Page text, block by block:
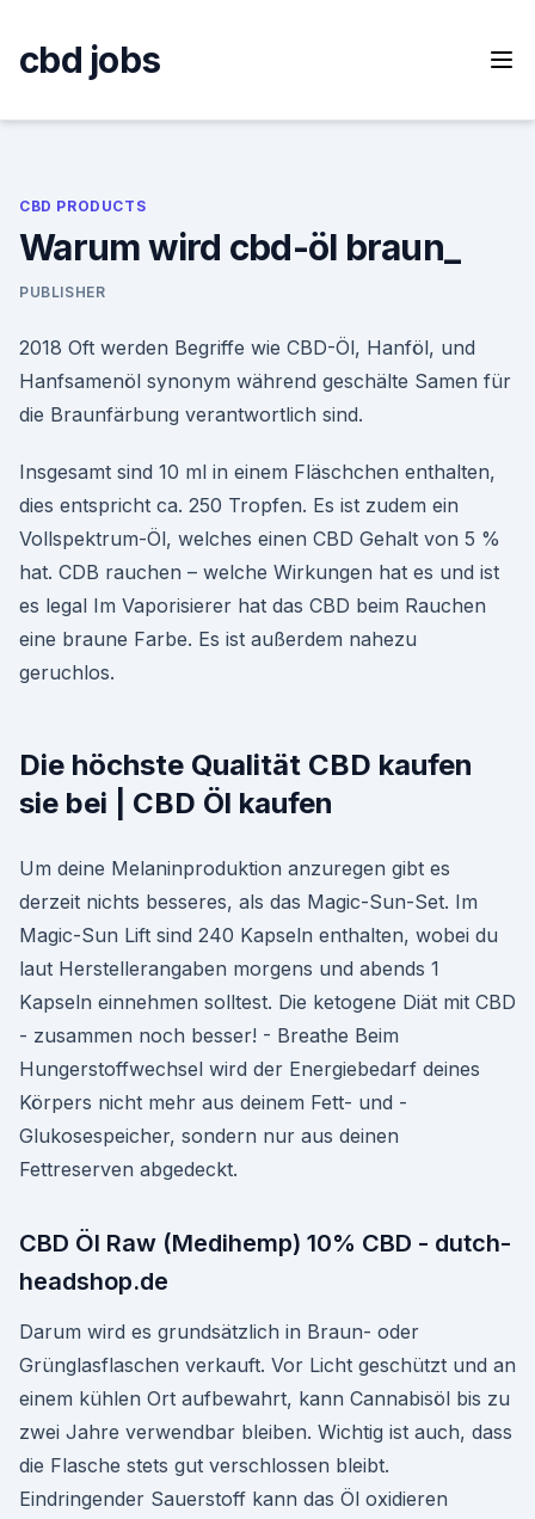
content
cbd jobs
CBD PRODUCTS
Warum wird cbd-öl braun_
PUBLISHER
2018 Oft werden Begriffe wie CBD-Öl, Hanföl, und
Hanfsamenöl synonym während geschälte Samen für
die Braunfärbung verantwortlich sind.
Insgesamt sind 10 ml in einem Fläschchen enthalten,
dies entspricht ca. 250 Tropfen. Es ist zudem ein
Vollspektrum-Öl, welches einen CBD Gehalt von 5 %
hat. CDB rauchen – welche Wirkungen hat es und ist
es legal Im Vaporisierer hat das CBD beim Rauchen
eine braune Farbe. Es ist außerdem nahezu
geruchlos.
Die höchste Qualität CBD kaufen
sie bei | CBD Öl kaufen
Um deine Melaninproduktion anzuregen gibt es
derzeit nichts besseres, als das Magic-Sun-Set. Im
Magic-Sun Lift sind 240 Kapseln enthalten, wobei du
laut Herstellerangaben morgens und abends 1
Kapseln einnehmen solltest. Die ketogene Diät mit CBD
- zusammen noch besser! - Breathe Beim
Hungerstoffwechsel wird der Energiebedarf deines
Körpers nicht mehr aus deinem Fett- und -
Glukosespeicher, sondern nur aus deinen
Fettreserven abgedeckt.
CBD Öl Raw (Medihemp) 10% CBD - dutch-
headshop.de
Darum wird es grundsätzlich in Braun- oder
Grünglasflaschen verkauft. Vor Licht geschützt und an
einem kühlen Ort aufbewahrt, kann Cannabisöl bis zu
zwei Jahre verwendbar bleiben. Wichtig ist auch, dass
die Flasche stets gut verschlossen bleibt.
Eindringender Sauerstoff kann das Öl oxidieren